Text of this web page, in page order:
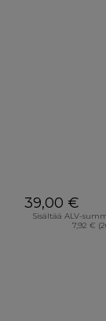
39,00 €
Sisältää ALV-
7,92 €